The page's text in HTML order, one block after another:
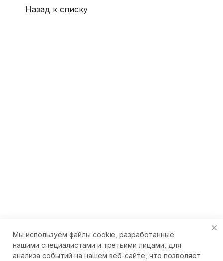
Назад к списку
Мы используем файлы cookie, разработанные
нашими специалистами и третьими лицами, для
анализа событий на нашем веб-сайте, что позволяет